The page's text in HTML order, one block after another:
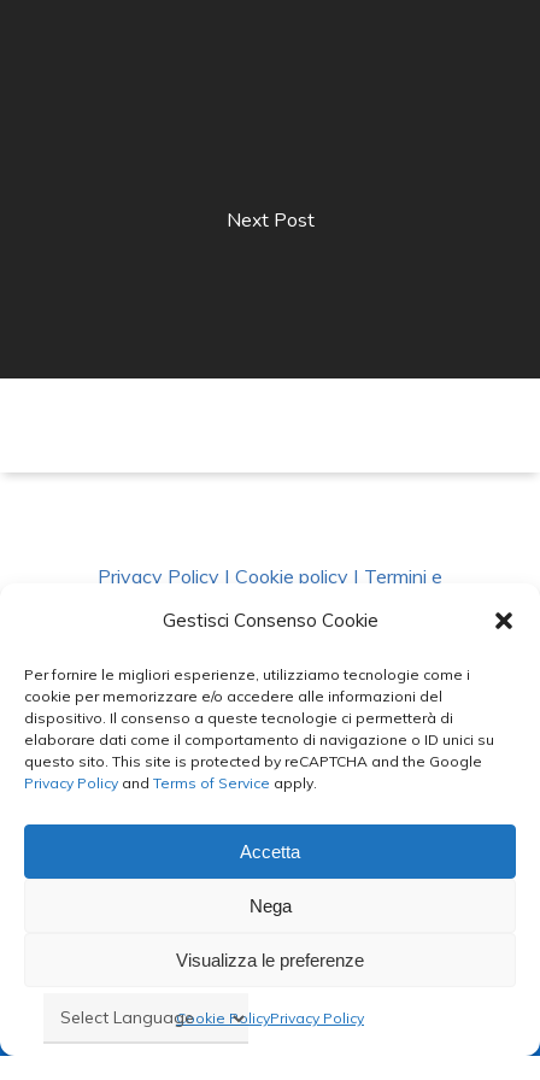
Gestisci Consenso Cookie
Per fornire le migliori esperienze, utilizziamo tecnologie come i
cookie per memorizzare e/o accedere alle informazioni del
dispositivo. Il consenso a queste tecnologie ci permetterà di
elaborare dati come il comportamento di navigazione o ID unici su
questo sito. This site is protected by reCAPTCHA and the Google
Privacy Policy and Terms of Service apply.
Accetta
Nega
Visualizza le preferenze
Cookie PolicyPrivacy Policy
Next Post
Privacy Policy | Cookie policy | Termini e
Condizioni|Richiedi Dati
facebook instagram whatsappphone
email
Le Bontà del Capo ©